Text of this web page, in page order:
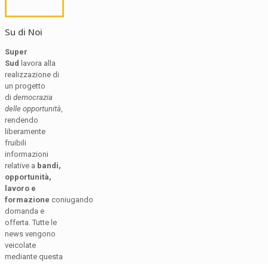
Su di Noi
Super
Sud lavora alla
realizzazione di
un progetto
di democrazia
delle opportunità
rendendo
liberamente
fruibili
informazioni
relative a bandi,
opportunità,
lavoro e
formazione coniugando
domanda e
offerta. Tutte le
news vengono
veicolate
mediante questa